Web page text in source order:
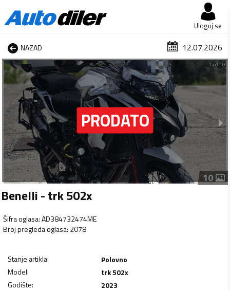
Uloguj se
NAZAD 12.07.2026
1 od 10
10
Benelli - trk 502x
Šifra oglasa:AD384732474ME
Broj pregleda oglasa: 2078
Stanje artikla:
Polovno
Model:
trk 502x
Godište:
2023